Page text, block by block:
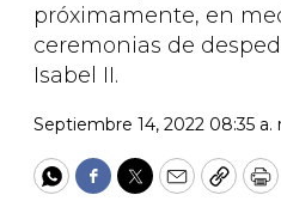
próximamente, en
ceremonias de
Isabel II.
Septiembre 14, 2022 08:35 a.
WhatsApp
Facebook
Twitter
EmailCopy